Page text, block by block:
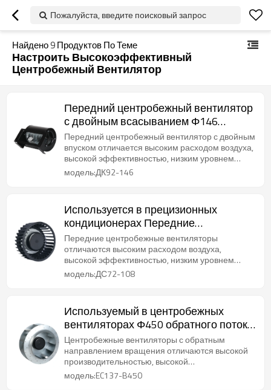
Пожалуйста, введите поисковый запрос
Найдено9Продуктов По Теме
Настроить Высокоэффективный
Центробежный Вентилятор
Передний центробежный вентилятор
с двойным всасыванием Φ146
Настроить для очистки воздуха
Передний центробежный вентилятор с двойным
впуском отличается высоким расходом воздуха,
высокой эффективностью, низким уровнем
шума и длительным сроком службы.
модель:ДК92-146
Используется в прецизионных
кондиционерах Передние
центробежные вентиляторы с
высоким потоком воздуха Φ108
Настроить
Передние центробежные вентиляторы
отличаются высоким расходом воздуха,
высокой эффективностью, низким уровнем
шума и длительным сроком службы.
модель:ДС72-108
Используемый в центробежных
вентиляторах Φ450 обратного потока
воздуха конденсатора подгоняет
Центробежные вентиляторы с обратным
направлением вращения отличаются высокой
производительностью, высокой
эффективностью, низким уровнем шума и
длительным сроком службы.
модель:EC137-B450